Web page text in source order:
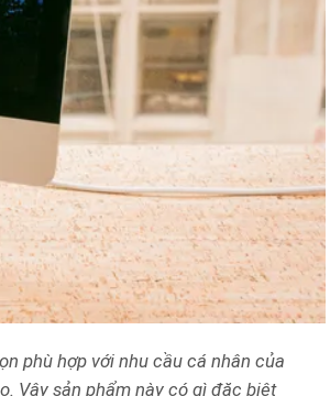
phù hợp với nhu cầu cá nhân của
Vậy sản phẩm này có gì đặc biệt